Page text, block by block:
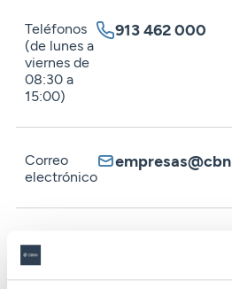
Teléfonos
(de lunes a
viernes de
08:30 a
15:00)
913 462 000
Correo
electrónico
de tarjetas